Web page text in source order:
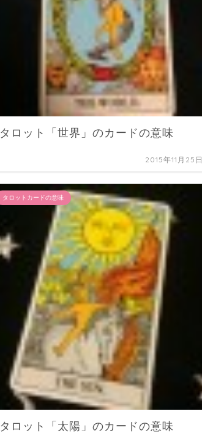
タロット「世界」のカードの意味
2015年11月25日
タロットカードの意味
タロット「太陽」のカードの意味